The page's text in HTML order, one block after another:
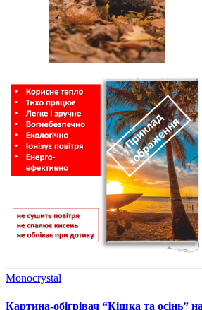
Monocrystal
Картина-обігрівач “Кішка та осінь”